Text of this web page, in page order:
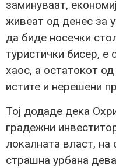
заминуваат,
живеат од денес за
да биде носечки
туристички бисер, е
хаос, а остатокот
истите и нерешени
Тој додаде дека
градежни
локалната власт, на
страшна урбана